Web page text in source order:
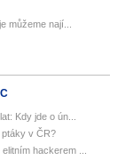
můžeme nají...
Kdy jde o ún...
v ČR?
hackerem ...